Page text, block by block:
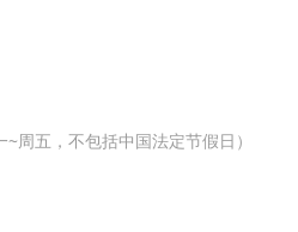
周五，不包括中国法定节假日）